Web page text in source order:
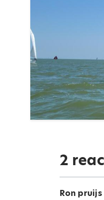
2
Ron pruijs